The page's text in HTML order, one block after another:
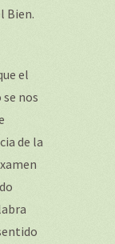
Bien.
el
nos
de la